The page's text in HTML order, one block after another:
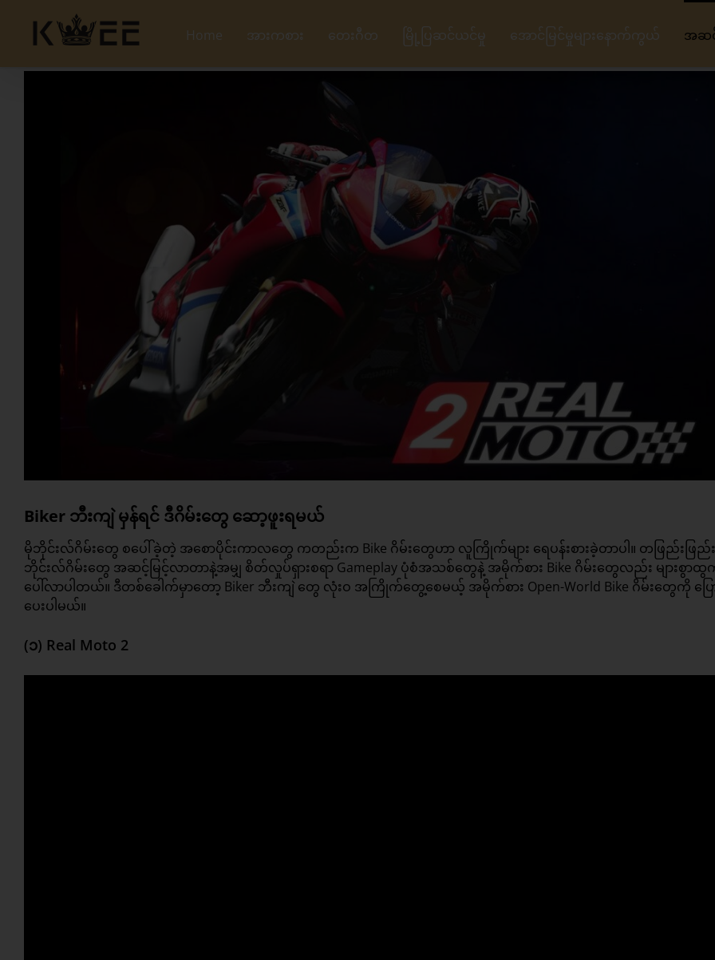
content
Home အားကစား တေးဂီတ မြို့ပြဆင်ယင်မှု အောင်မြင်မှုများနောက်ကွယ် အဆ
Biker ဘီးကျဲ မှန်ရင် ဒီဂိမ်းတွေ ဆော့ဖူးရမယ်
မိုဘိုင်းလ်ဂိမ်းတွေ စပေါ်ခဲ့တဲ့ အစောပိုင်းကာလတွေ ကတည်းက Bike ဂိမ်းတွေဟာ လူကြိုက်များ ရေပန်းစားခဲ့တာပါ။ တဖြည်းဖြည်
ဘိုင်းလ်ဂိမ်းတွေ အဆင့်မြင့်လာတာနဲ့အမျှ စိတ်လှုပ်ရှားစရာ Gameplay ပုံစံအသစ်တွေနဲ့ အမိုက်စား Bike ဂိမ်းတွေလည်း များစွာထွ
ပေါ်လာပါတယ်။ ဒီတစ်ခေါက်မှာတော့ Biker ဘီးကျဲ တွေ လုံးဝ အကြိုက်တွေ့စေမယ့် အမိုက်စား Open-World Bike ဂိမ်းတွေကို ပြေ
ပေးပါမယ်။
(၁) Real Moto 2